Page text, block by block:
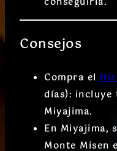
Consejos
Compra el
días):
Miyajima.
En Miyajima,
Monte Misen